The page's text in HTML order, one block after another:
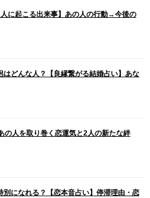
に起こる出来事】あの人の行動→今後の
はどんな人？【良縁繋がる結婚占い】あな
の人を取り巻く恋運気と2人の新たな絆
別になれる？【恋本音占い】停滞理由・恋